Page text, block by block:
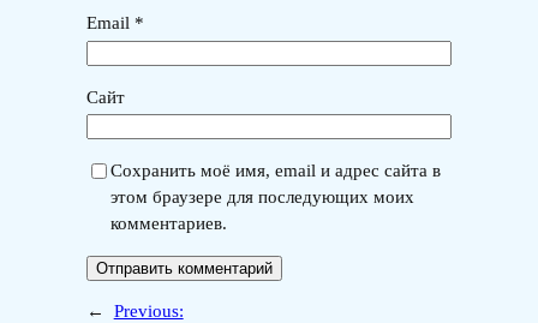
Email *
Сайт
Сохранить моё имя, email и адрес сайта в
этом браузере для последующих моих
комментариев.
←
Previous: